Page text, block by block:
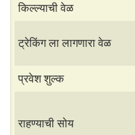
किल्ल्याची वेळ
ट्रेकिंग ला लागणारा वेळ
प्रवेश शुल्क
राहण्याची सोय